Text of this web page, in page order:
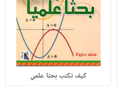
كيف تكتب بحثا علمي